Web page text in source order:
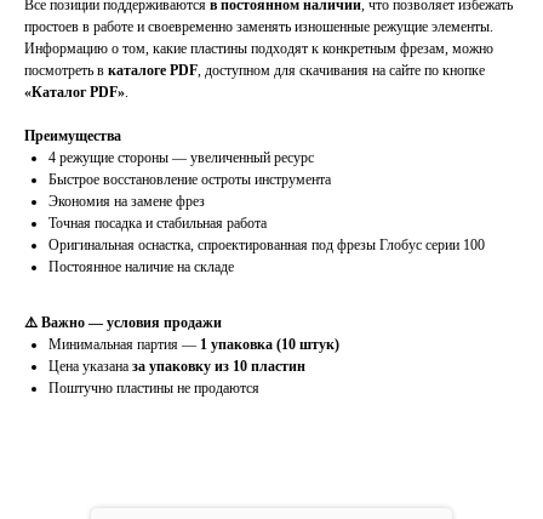
Все позиции поддерживаются в постоянном наличии , что позволяет избежать
простоев в работе и своевременно заменять изношенные режущие элементы.
Информацию о том, какие пластины подходят к конкретным фрезам, можно
посмотреть в каталоге PDF , доступном для скачивания на сайте по кнопке
«Каталог PDF»
Преимущества
4 режущие стороны — увеличенный ресурс
Быстрое восстановление остроты инструмента
Экономия на замене фрез
Точная посадка и стабильная работа
Оригинальная оснастка, спроектированная под фрезы Глобус серии 100
Постоянное наличие на складе
⚠️ Важно — условия продажи
Минимальная партия — 1 упаковка (10 штук)
Цена указана за упаковку из 10 пластин
Поштучно пластины не продаются